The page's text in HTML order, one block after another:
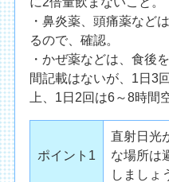
・鼻炎薬、頭痛薬など
るので、確認。
・かぜ薬などは、食後
間記載はないが、1日3
上、1日2回は6～8時間
ポイント1
直射日光
な場所は
しましょ